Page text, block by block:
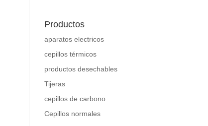
Productos
aparatos electricos
cepillos térmicos
productos desechables
Tijeras
cepillos de carbono
Cepillos normales